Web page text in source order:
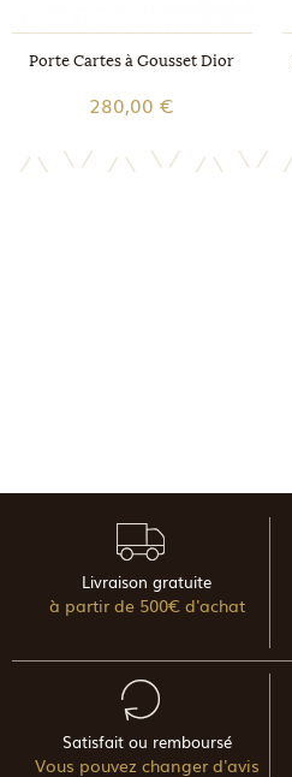
Porte Cartes à Gousset Dior
280,00 €
Livraison gratuite
à partir de 500€ d'achat
Satisfait ou remboursé
Vous pouvez changer d'avis